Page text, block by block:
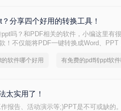
分享四个好用的转换工具！
吗？和PDF相关的软件，小编这里有
！不仅能将PDF一键转换成Word、PPT
软件哪个好用
太实用了！
报告、活动演示等;)PPT是不可或缺的